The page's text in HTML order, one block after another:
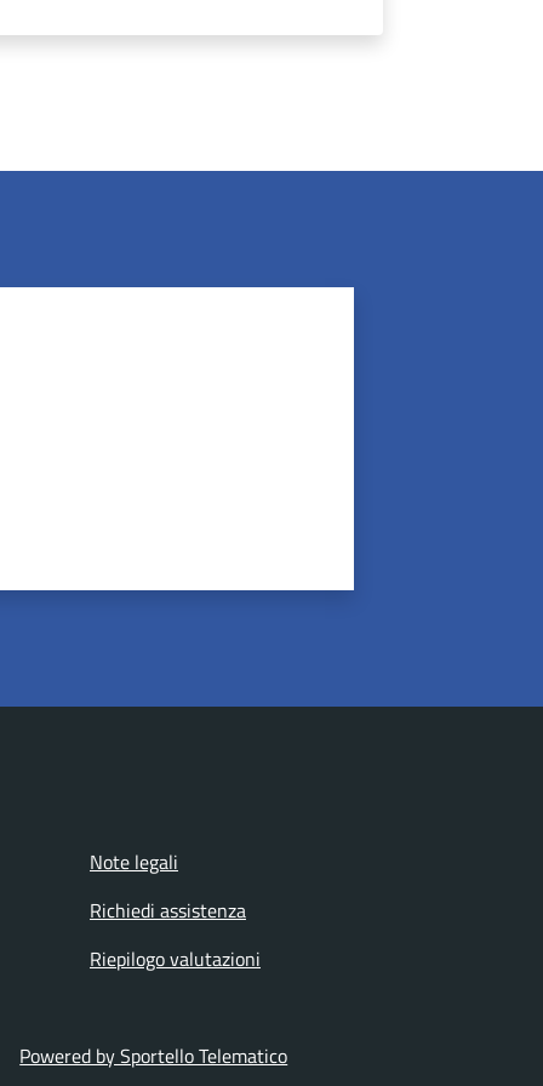
Note legali
Richiedi assistenza
Riepilogo valutazioni
Powered by Sportello Telematico